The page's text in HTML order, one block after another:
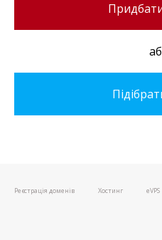
Реєстрація доменів Хостинг eVPS